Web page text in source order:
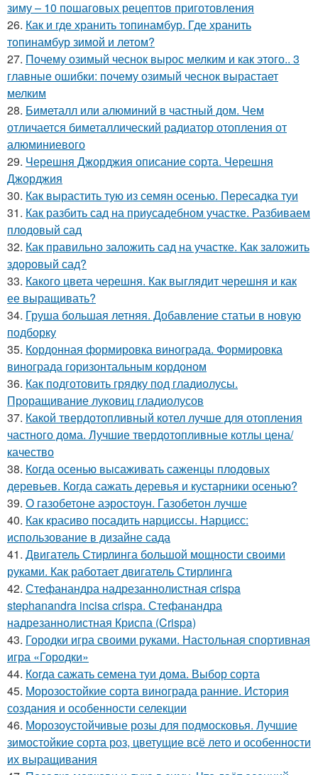
зиму – 10 пошаговых рецептов приготовления
26. Как и где хранить топинамбур. Где хранить
топинамбур зимой и летом?
27. Почему озимый чеснок вырос мелким и как этого.. 3
главные ошибки: почему озимый чеснок вырастает
мелким
28. Биметалл или алюминий в частный дом. Чем
отличается биметаллический радиатор отопления от
алюминиевого
29. Черешня Джорджия описание сорта. Черешня
Джорджия
30. Как вырастить тую из семян осенью. Пересадка туи
31. Как разбить сад на приусадебном участке. Разбиваем
плодовый сад
32. Как правильно заложить сад на участке. Как заложить
здоровый сад?
33. Какого цвета черешня. Как выглядит черешня и как
ее выращивать?
34. Груша большая летняя. Добавление статьи в новую
подборку
35. Кордонная формировка винограда. Формировка
винограда горизонтальным кордоном
36. Как подготовить грядку под гладиолусы.
Проращивание луковиц гладиолусов
37. Какой твердотопливный котел лучше для отопления
частного дома. Лучшие твердотопливные котлы цена/
качество
38. Когда осенью высаживать саженцы плодовых
деревьев. Когда сажать деревья и кустарники осенью?
39. О газобетоне аэростоун. Газобетон лучше
40. Как красиво посадить нарциссы. Нарцисс:
использование в дизайне сада
41. Двигатель Стирлинга большой мощности своими
руками. Как работает двигатель Стирлинга
42. Стефанандра надрезаннолистная crispa
stephanandra incisa crispa. Стефанандра
надрезаннолистная Криспа (Crispa)
43. Городки игра своими руками. Настольная спортивная
игра «Городки»
44. Когда сажать семена туи дома. Выбор сорта
45. Морозостойкие сорта винограда ранние. История
создания и особенности селекции
46. Морозоустойчивые розы для подмосковья. Лучшие
зимостойкие сорта роз, цветущие всё лето и особенности
их выращивания